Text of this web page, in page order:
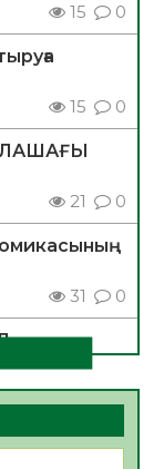
15 0
15 0
21 0
31 0
30 0